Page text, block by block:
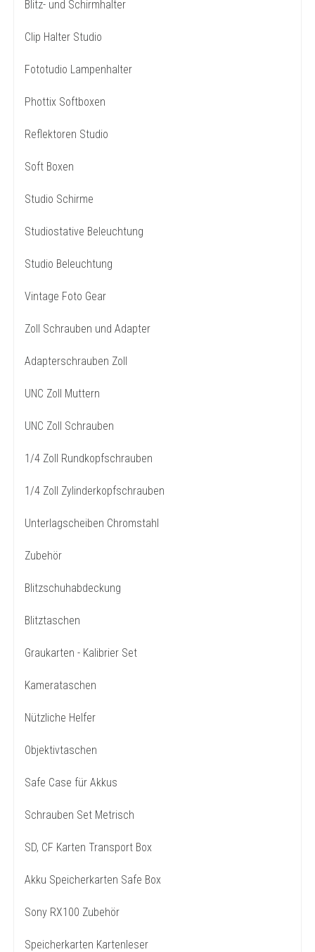
Blitz- und Schirmhalter
Clip Halter Studio
Fototudio Lampenhalter
Phottix Softboxen
Reflektoren Studio
Soft Boxen
Studio Schirme
Studiostative Beleuchtung
Studio Beleuchtung
Vintage Foto Gear
Zoll Schrauben und Adapter
Adapterschrauben Zoll
UNC Zoll Muttern
UNC Zoll Schrauben
1/4 Zoll Rundkopfschrauben
1/4 Zoll Zylinderkopfschrauben
Unterlagscheiben Chromstahl
Zubehör
Blitzschuhabdeckung
Blitztaschen
Graukarten - Kalibrier Set
Kamerataschen
Nützliche Helfer
Objektivtaschen
Safe Case für Akkus
Schrauben Set Metrisch
SD, CF Karten Transport Box
Akku Speicherkarten Safe Box
Sony RX100 Zubehör
Speicherkarten Kartenleser